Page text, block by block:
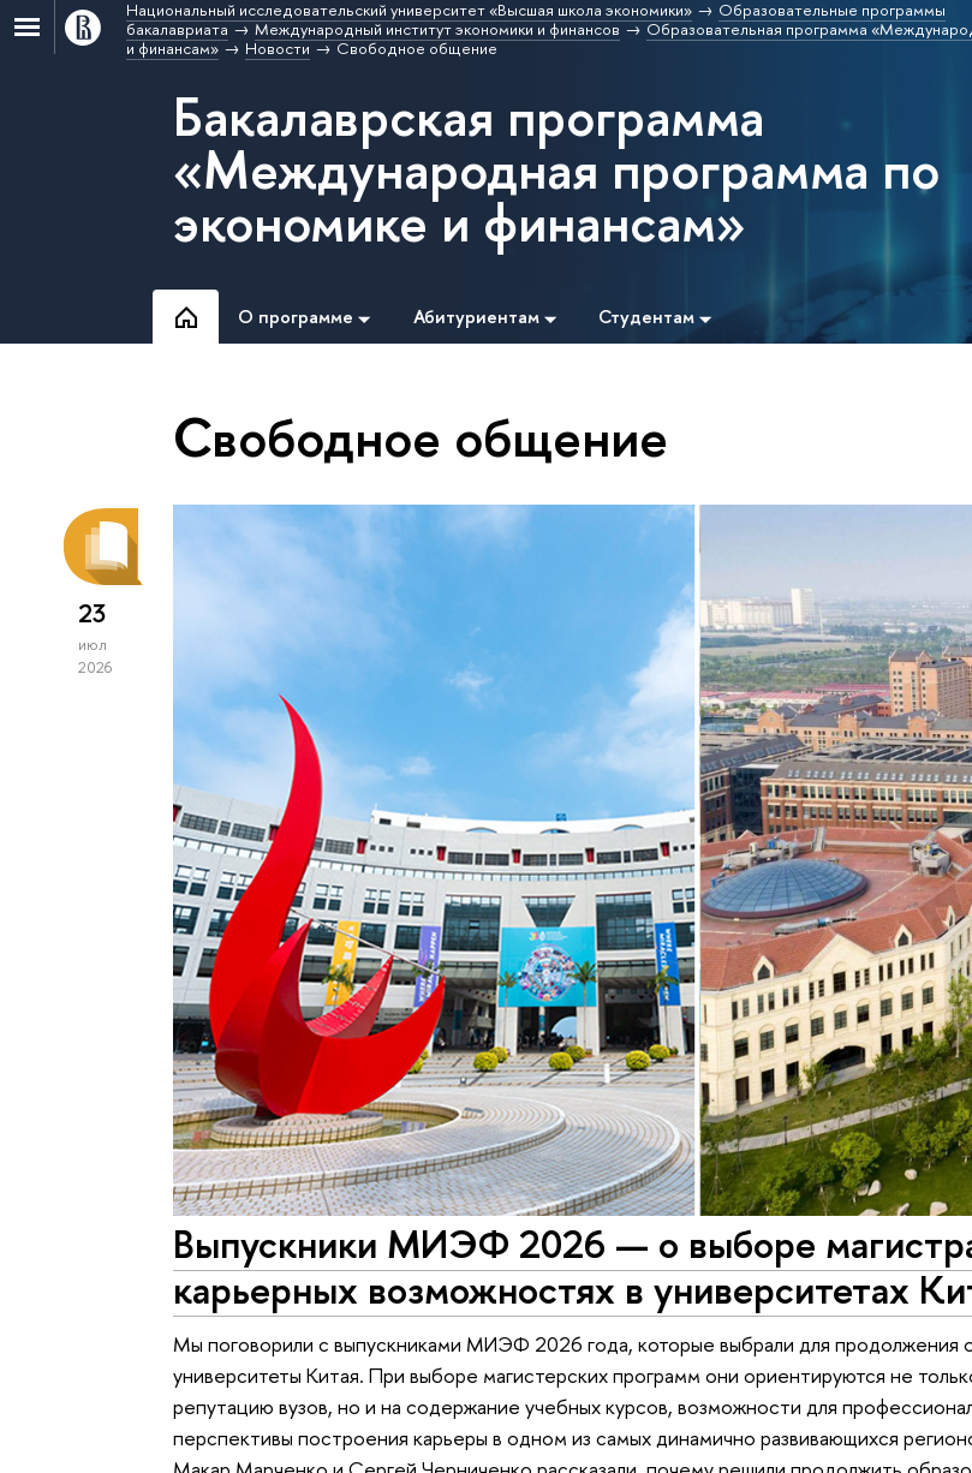
Национальный исследовательский университет «Высшая школа экономики»
Образовательные программы
бакалавриата
Международный институт экономики и финансов
Образовательная программа
и финансам»
Новости Свободное общение
Бакалаврская программа
«Международная программа по
экономике и финансам»
О программе Абитуриентам Студентам
Свободное общение
23
июл
2026
Выпускники МИЭФ 2026 — о выборе
карьерных возможностях в университетах
Мы поговорили с выпускниками МИЭФ 2026 года, которые выбрали для продолжения
университеты Китая. При выборе магистерских программ они ориентируются не
репутацию вузов, но и на содержание учебных курсов, возможности для
перспективы построения карьеры в одном из самых динамично развивающихся